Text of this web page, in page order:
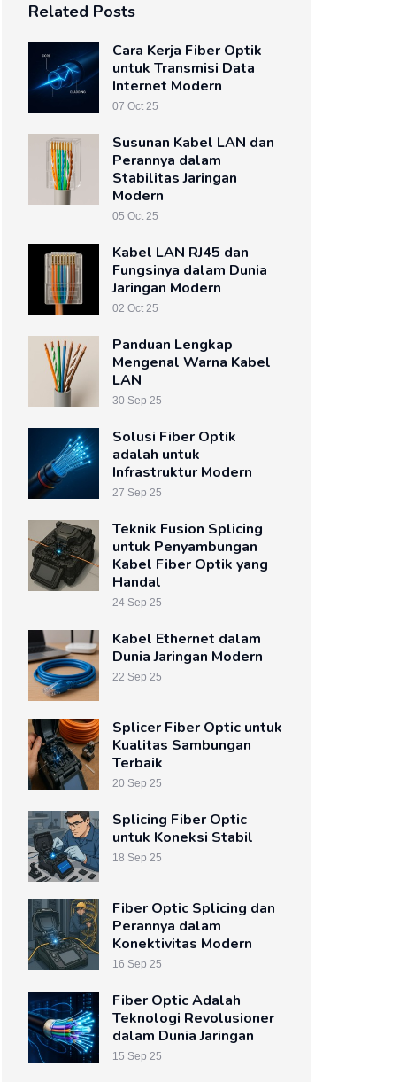
Related Posts
Cara Kerja Fiber Optik
untuk Transmisi Data
Internet Modern
07 Oct 25
Susunan Kabel LAN dan
Perannya dalam
Stabilitas Jaringan
Modern
05 Oct 25
Kabel LAN RJ45 dan
Fungsinya dalam Dunia
Jaringan Modern
02 Oct 25
Panduan Lengkap
Mengenal Warna Kabel
LAN
30 Sep 25
Solusi Fiber Optik
adalah untuk
Infrastruktur Modern
27 Sep 25
Teknik Fusion Splicing
untuk Penyambungan
Kabel Fiber Optik yang
Handal
24 Sep 25
Kabel Ethernet dalam
Dunia Jaringan Modern
22 Sep 25
Splicer Fiber Optic untuk
Kualitas Sambungan
Terbaik
20 Sep 25
Splicing Fiber Optic
untuk Koneksi Stabil
18 Sep 25
Fiber Optic Splicing dan
Perannya dalam
Konektivitas Modern
16 Sep 25
Fiber Optic Adalah
Teknologi Revolusioner
dalam Dunia Jaringan
15 Sep 25